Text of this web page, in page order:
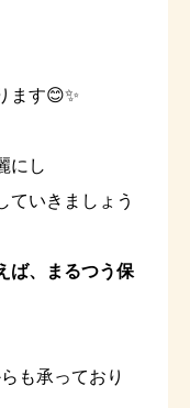
ます😊✨
にし
ていきましょう
ば、まるつう保
も承っており